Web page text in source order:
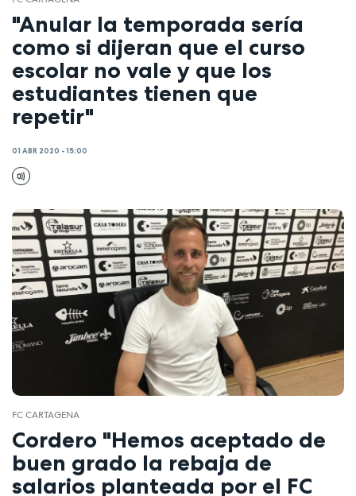
"Anular la temporada sería
como si dijeran que el curso
escolar no vale y que los
estudiantes tienen que
repetir"
01 ABR 2020 - 15:00
FC CARTAGENA
Cordero "Hemos aceptado de
buen grado la rebaja de
salarios planteada por el FC